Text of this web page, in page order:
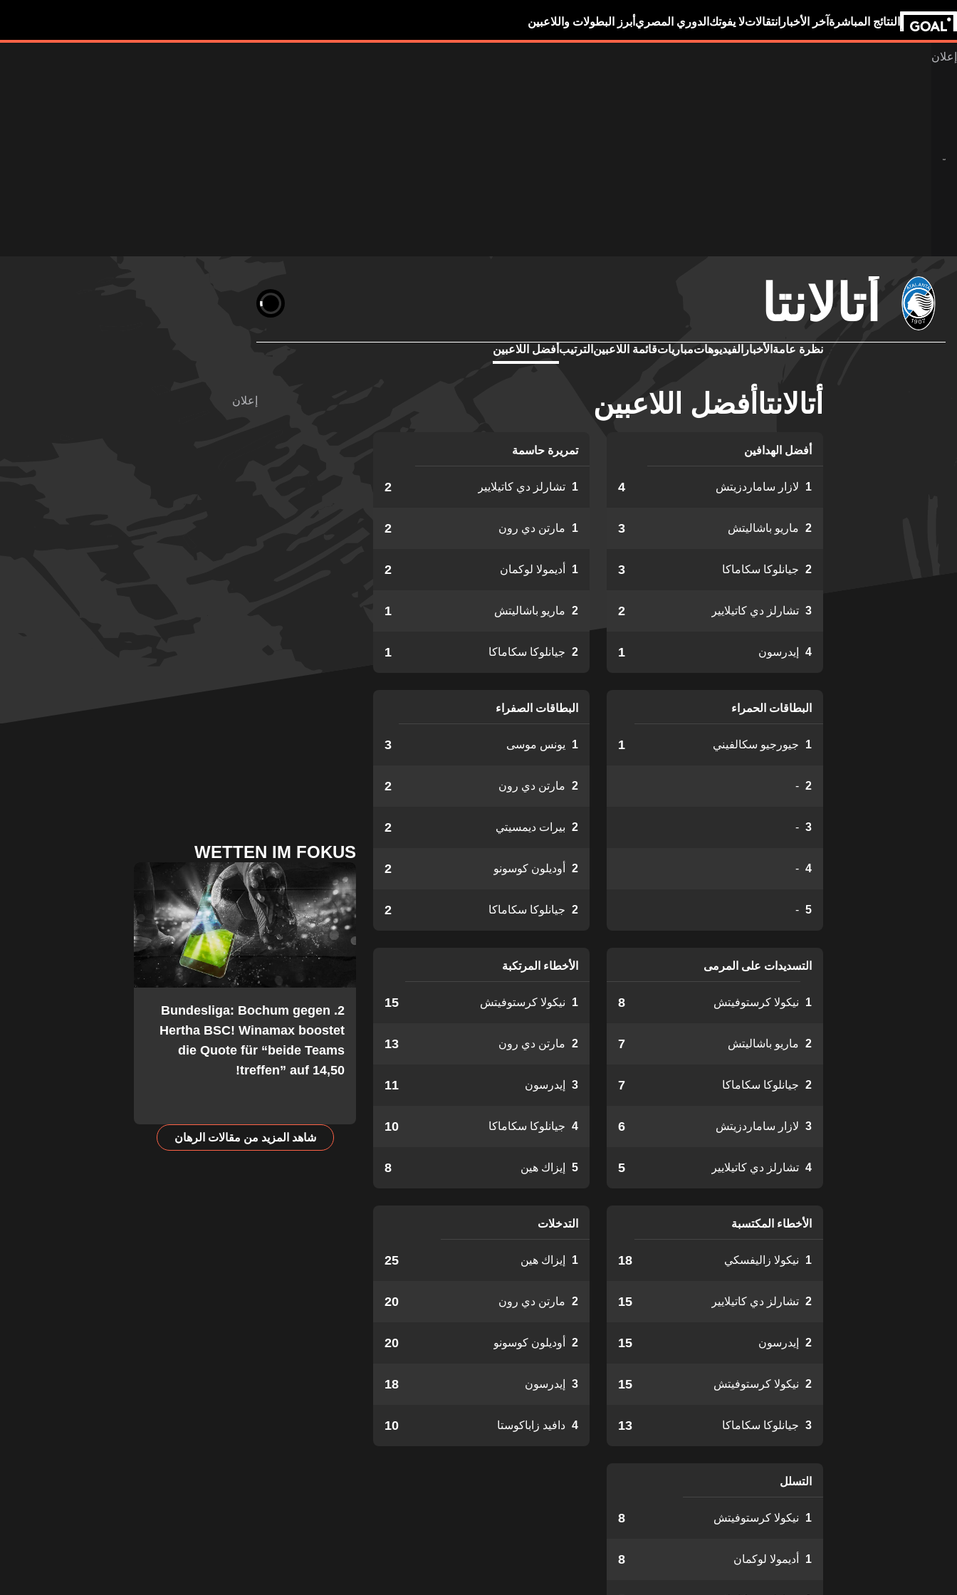
النتائج المباشرة آخر الأخبار انتقالاتلا يفوتك الدوري المصري أبرز البطولات واللاعبين
أتالانتا
نظرة عامة الأخبار الفيديوهاتمبارياتقائمة اللاعبين الترتيب أفضل اللاعبين
أتالانتاأفضل اللاعبين
أفضل الهدافين
1 لازار ساماردزيتش 4
2 ماريو باشاليتش 3
2 جيانلوكا سكاماكا 3
3 تشارلز دي كاتيلايير 2
4 إيدرسون 1
تمريرة حاسمة
1 تشارلز دي كاتيلايير 2
1 مارتن دي رون 2
1 أديمولا لوكمان 2
2 ماريو باشاليتش 1
2 جيانلوكا سكاماكا 1
البطاقات الحمراء
1 جيورجيو سكالفيني 1
2
-
3
-
4
-
5
-
البطاقات الصفراء
1 يونس موسى 3
2 مارتن دي رون 2
2 بيرات ديمسيتي 2
2 أوديلون كوسونو 2
2 جيانلوكا سكاماكا 2
التسديدات على المرمى
1 نيكولا كرستوفيتش 8
2 ماريو باشاليتش 7
2 جيانلوكا سكاماكا 7
3 لازار ساماردزيتش 6
4 تشارلز دي كاتيلايير 5
الأخطاء المرتكبة
1 نيكولا كرستوفيتش 15
2 مارتن دي رون 13
3 إيدرسون 11
4 جيانلوكا سكاماكا 10
5 إيزاك هين 8
الأخطاء المكتسبة
1 نيكولا زاليفسكي 18
2 تشارلز دي كاتيلايير 15
2 إيدرسون 15
2 نيكولا كرستوفيتش 15
3 جيانلوكا سكاماكا 13
التدخلات
1 إيزاك هين 25
2 مارتن دي رون 20
2 أوديلون كوسونو 20
3 إيدرسون 18
4 دافيد زاباكوستا 10
التسلل
1 نيكولا كرستوفيتش 8
1 أديمولا لوكمان 8
WETTEN IM FOKUS
2. Bundesliga: Bochum gegen
Hertha BSC! Winamax boostet
die Quote für “beide Teams
treffen” auf 14,50!
شاهد المزيد من مقالات الرهان